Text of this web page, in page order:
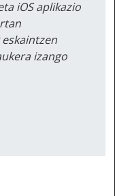
iOS aplikazio
izango